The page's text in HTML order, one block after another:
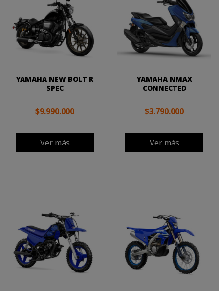
YAMAHA NEW BOLT R
SPEC
$9.990.000
Ver más
YAMAHA NMAX
CONNECTED
$3.790.000
Ver más